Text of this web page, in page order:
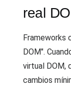
real
Frameworks
DOM".
virtual DOM,
cambios